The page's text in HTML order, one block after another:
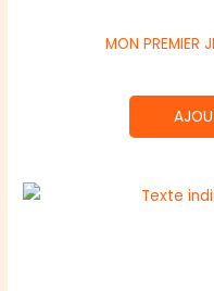
MON PREMIER